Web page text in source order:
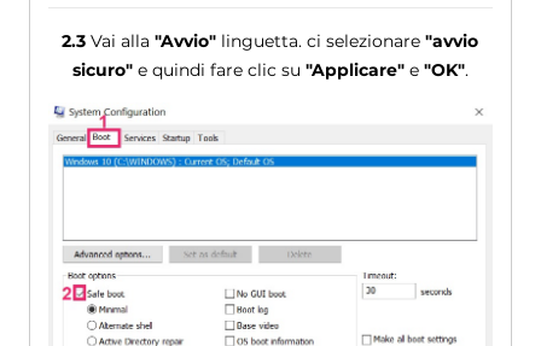
2.3 Vai alla"Avvio" linguetta. ci selezionare"avvio
sicuro"e quindi fare clic su "Applicare"e "OK".